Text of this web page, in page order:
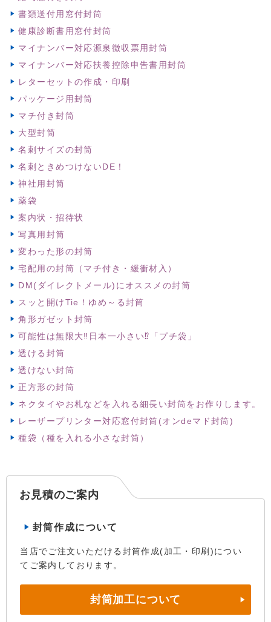
書類送付用窓付封筒
健康診断書用窓付封筒
マイナンバー対応源泉徴収票用封筒
マイナンバー対応扶養控除申告書用封筒
レターセットの作成・印刷
パッケージ用封筒
マチ付き封筒
大型封筒
名刺サイズの封筒
名刺ときめつけないDE！
神社用封筒
薬袋
案内状・招待状
写真用封筒
変わった形の封筒
宅配用の封筒（マチ付き・緩衝材入）
DM(ダイレクトメール)にオススメの封筒
スッと開けTie！ゆめ～る封筒
角形ガゼット封筒
可能性は無限大‼日本一小さい⁉「プチ袋」
透ける封筒
透けない封筒
正方形の封筒
ネクタイやお札などを入れる細長い封筒をお作りします。
レーザープリンター対応窓付封筒(オンdeマド封筒)
種袋（種を入れる小さな封筒）
お見積のご案内
封筒作成について
当店でご注文いただける封筒作成(加工・印刷)につい
てご案内しております。
封筒加工について